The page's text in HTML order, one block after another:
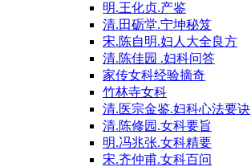
明.王化贞.产鉴
清.田砺堂.宁坤秘笈
宋.陈自明.妇人大全良方
清.陈佳园 .妇科问答
家传女科经验摘奇
竹林寺女科
清.医宗金鉴.妇科心法要诀
清.陈修园.女科要旨
明.冯兆张.女科精要
宋.齐仲甫.女科百问